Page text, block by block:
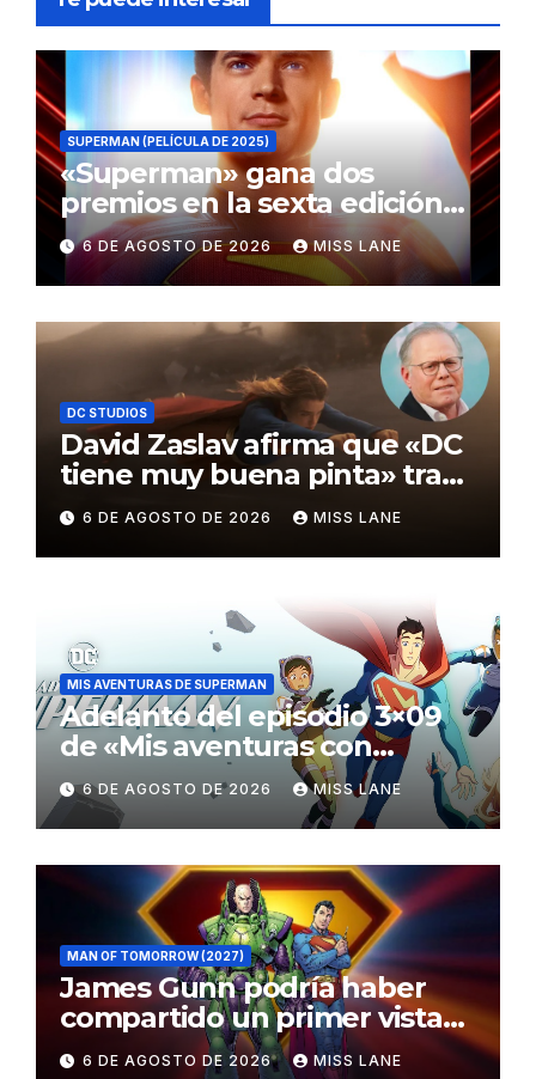
SUPERMAN (PELÍCULA DE 2025)
«Superman» gana dos
premios en la sexta edición
de los Critics Choice Super
Awards
6 DE AGOSTO DE 2026 MISS LANE
DC STUDIOS
David Zaslav afirma que «DC
tiene muy buena pinta» tras
el fracaso de «Supergirl»
6 DE AGOSTO DE 2026 MISS LANE
MIS AVENTURAS DE SUPERMAN
Adelanto del episodio 3×09
de «Mis aventuras con
Superman»
6 DE AGOSTO DE 2026 MISS LANE
MAN OF TOMORROW (2027)
James Gunn podría haber
compartido un primer vistazo
al traje de Brainiac
6 DE AGOSTO DE 2026 MISS LANE